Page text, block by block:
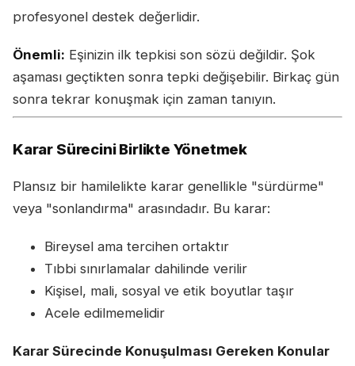
profesyonel destek değerlidir.
Önemli: Eşinizin ilk tepkisi son sözü değildir. Şok
aşaması geçtikten sonra tepki değişebilir. Birkaç gün
sonra tekrar konuşmak için zaman tanıyın.
Karar Sürecini Birlikte Yönetmek
Plansız bir hamilelikte karar genellikle "sürdürme"
veya "sonlandırma" arasındadır. Bu karar:
Bireysel ama tercihen ortaktır
Tıbbi sınırlamalar dahilinde verilir
Kişisel, mali, sosyal ve etik boyutlar taşır
Acele edilmemelidir
Karar Sürecinde Konuşulması Gereken Konular